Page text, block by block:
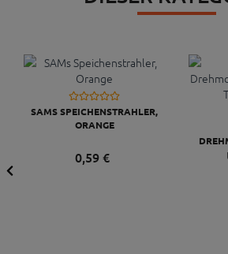
SAMS SPEICHENSTRAHLER,
ORANGE
0,59€